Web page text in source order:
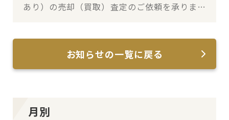
あり）の売却（買取）査定のご依頼を承りまし
お知らせの一覧に戻る
月別